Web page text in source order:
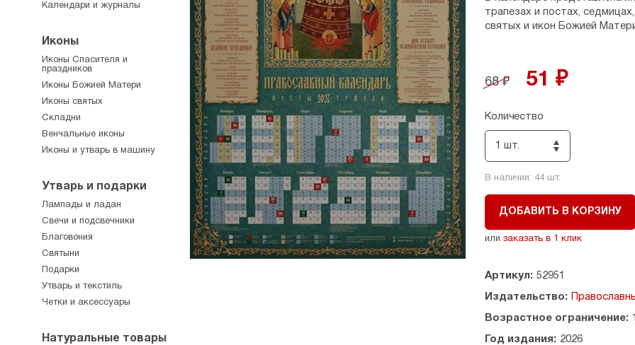
трапезах и постах,
святых и икон Божией
68 ₽ 51 ₽
Количество
1 шт.
В наличии: 44шт.
ДОБАВИТЬ В КОРЗИНУ
или заказать в 1 клик
Артикул: 52951
Издательство:
Возрастное ограничение:
Год издания: 2026
Календари и журналы
Иконы
Иконы Спасителя и
праздников
Иконы Божией Матери
Иконы святых
Складни
Венчальные иконы
Иконы и утварь в машину
Утварь и подарки
Лампады и ладан
Свечи и подсвечники
Благовония
Святыни
Подарки
Утварь и текстиль
Четки и аксессуары
Натуральные товары